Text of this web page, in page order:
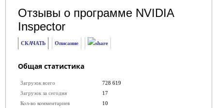
Отзывы о программе NVIDIA
Inspector
СКАЧАТЬ Описание
Общая статистика
Загрузок всего
728 619
Загрузок за сегодня
17
Кол-во комментариев
10